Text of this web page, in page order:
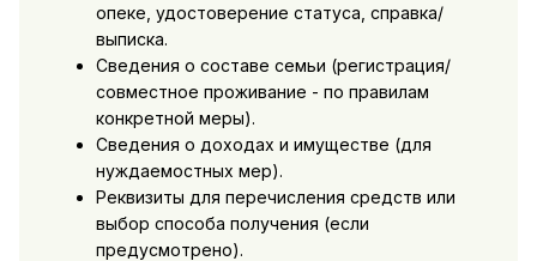
опеке, удостоверение статуса, справка/
выписка.
Сведения о составе семьи (регистрация/
совместное проживание - по правилам
конкретной меры).
Сведения о доходах и имуществе (для
нуждаемостных мер).
Реквизиты для перечисления средств или
выбор способа получения (если
предусмотрено).